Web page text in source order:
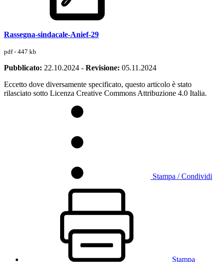
Rassegna-sindacale-Anief-29
pdf - 447 kb
Pubblicato: 22.10.2024 - Revisione: 05.11.2024
Eccetto dove diversamente specificato, questo articolo è stato
rilasciato sotto Licenza Creative Commons Attribuzione 4.0 Italia.
Stampa / Condividi
Stampa